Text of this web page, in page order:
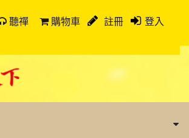
聽禪 購物車 註冊 登入